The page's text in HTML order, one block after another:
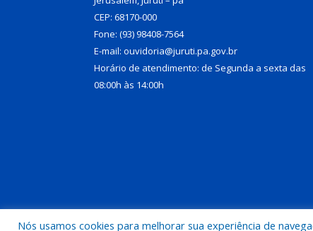
CEP: 68170-000
Fone: (93) 98408-7564
E-mail: ouvidoria@juruti.pa.gov.br
Horário de atendimento: de Segunda a sexta das
08:00h às 14:00h
Nós usamos cookies para melhorar sua experiência de